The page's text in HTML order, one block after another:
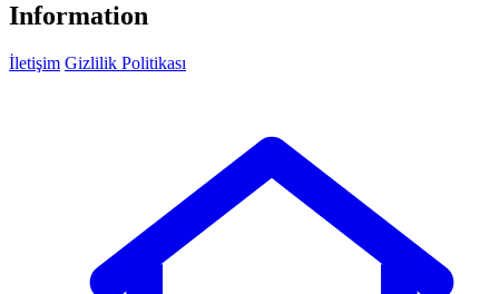
Information
İletişim Gizlilik Politikası